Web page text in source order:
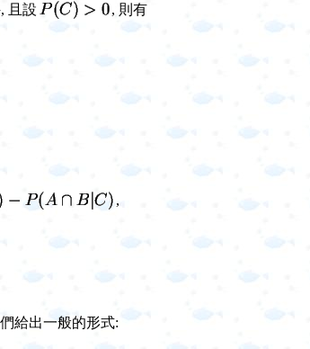
且設 , 則有
,
給出一般的形式: